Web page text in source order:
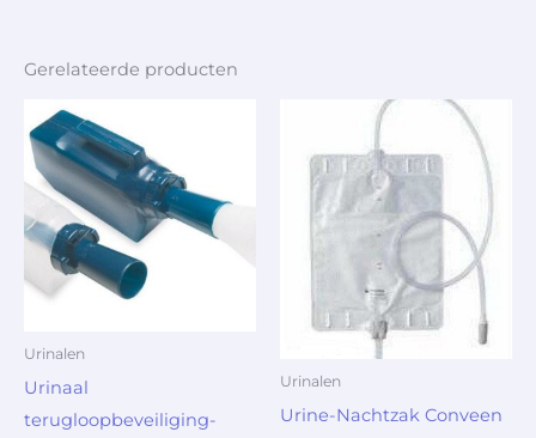
Gerelateerde producten
Urinalen
Urinaal
terugloopbeveiliging-
Urinalen
Urine-Nachtzak Conveen